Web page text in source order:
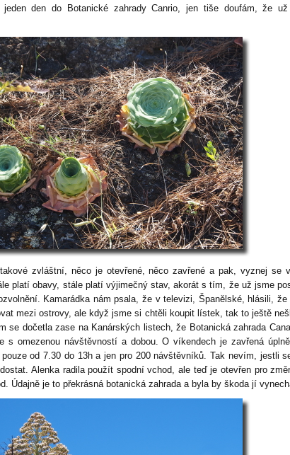
jeden den do Botanické zahrady Canrio, jen tiše doufám, že už
zvláštní, něco je otevřené, něco zavřené a pak, vyznej se v
platí obavy, stále platí výjimečný stav, akorát s tím, že už jsme
Kamarádka nám psala, že v televizi, Španělské, hlásili, že
mezi ostrovy, ale když jsme si chtěli koupit lístek, tak to ještě
se dočetla zase na Kanárských listech, že Botanická zahrada
s omezenou návštěvností a dobou. O víkendech je zavřená
od 7.30 do 13h a jen pro 200 návštěvníků. Tak nevím, jestli
Alenka radila použít spodní vchod, ale teď je otevřen pro
Údajně je to překrásná botanická zahrada a byla by škoda jí